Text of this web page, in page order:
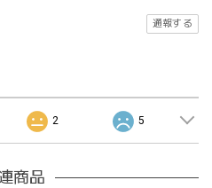
通報する
2 5
商品